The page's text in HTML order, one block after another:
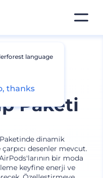
Paketi
dinamik
desenler mevcut.
bir moda
keyfine enerji ve
language
thanks